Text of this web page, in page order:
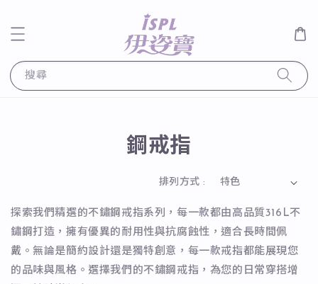
搜尋
鋼戒指
排列方式 :
探索我們精選的不鏽鋼戒指系列，每一款都由高品質316L不
鏽鋼打造，擁有優異的耐用性與抗腐蝕性，適合長時間佩
戴。無論是簡約設計還是獨特創意，每一款戒指都能展現您
的品味與風格。選擇我們的不鏽鋼戒指，為您的日常穿搭增